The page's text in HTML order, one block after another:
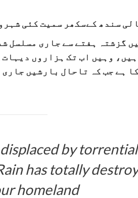
سندھ کےسکھر سمیت کئی
گزشتہ ہفتے سے جاری مسلسل
وہیں اب تک ہزاروں
ہے جب کہ تاحال بارشیں جاری
by
has totally
homeland